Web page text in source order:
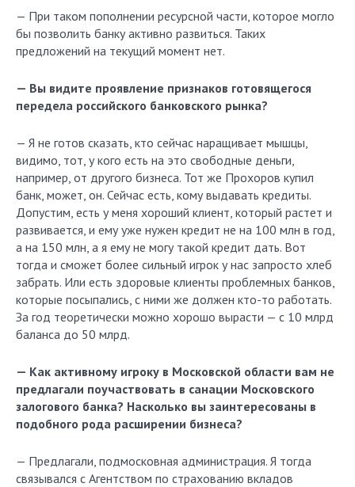
— При таком пополнении ресурсной части, которое могло
бы позволить банку активно развиться. Таких
предложений на текущий момент нет.
— Вы видите проявление признаков готовящегося
передела российского банковского рынка?
— Я не готов сказать, кто сейчас наращивает мышцы,
видимо, тот, у кого есть на это свободные деньги,
например, от другого бизнеса. Тот же Прохоров купил
банк, может, он. Сейчас есть, кому выдавать кредиты.
Допустим, есть у меня хороший клиент, который растет и
развивается, и ему уже нужен кредит не на 100 млн в год,
а на 150 млн, а я ему не могу такой кредит дать. Вот
тогда и сможет более сильный игрок у нас запросто хлеб
забрать. Или есть здоровые клиенты проблемных банков,
которые посыпались, с ними же должен кто-то работать.
За год теоретически можно хорошо вырасти — с 10 млрд
баланса до 50 млрд.
— Как активному игроку в Московской области вам не
предлагали поучаствовать в санации Московского
залогового банка? Насколько вы заинтересованы в
подобного рода расширении бизнеса?
— Предлагали, подмосковная администрация. Я тогда
связывался с Агентством по страхованию вкладов